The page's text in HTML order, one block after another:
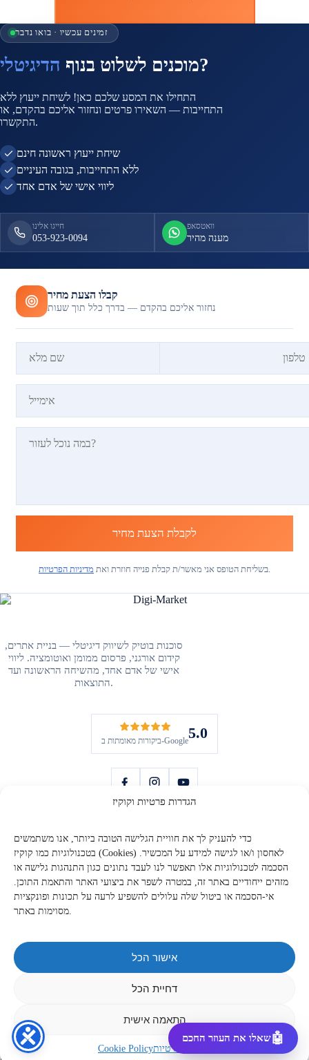
הגדרות פרטיות וקוקיז
כדי להעניק לך את חוויית הגלישה הטובה ביותר, אנו משתמשים
בטכנולוגיות כמו קוקיז (Cookies) לאחסון ו/או לגישה למידע על המכשיר.
הסכמה לטכנולוגיות אלו תאפשר לנו לעבד נתונים כגון התנהגות גלישה או
מזהים ייחודיים באתר זה, במטרה לשפר את ביצועי האתר והתאמת התוכן.
אי-הסכמה או ביטול שלה עלולים להשפיע לרעה על תכונות ופונקציות
מסוימות באתר.
אישור הכל
דחיית הכל
התאמה אישית
Cookie Policyמדיניות פרטיות
זמינים עכשיו · בואו נדבר
מוכנים לשלוט בנוף הדיגיטלי ?
התחילו את המסע שלכם כאן! לשיחת ייעוץ ללא
התחייבות — השאירו פרטים ונחזור אליכם בהקדם, או
התקשרו.
שיחת ייעוץ ראשונה חינם
ללא התחייבות, בגובה העיניים
ליווי אישי של אדם אחד
חייגו אלינו
053-923-0094
וואטסאפ
מענה מהיר
קבלו הצעת מחיר
נחזור אליכם בהקדם — בדרך כלל תוך שעות
לקבלת הצעת מחיר
בשליחת הטופס אני מאשר/ת קבלת פנייה חוזרת ואת מדיניות הפרטיות
סוכנות בוטיק לשיווק דיגיטלי — בניית אתרים,
קידום אורגני, פרסום ממומן ואוטומציה. ליווי
אישי של אדם אחד, מהשיחה הראשונה ועד
התוצאות.
ביקורות מאומתות ב-Google5.0
שירותים
בניית אתרים
קידום אורגני בגוגל SEO
פרסום ממומן בגוגל
קידום ברשתות חברתיות
אוטומציות ואפליקציות
בניית אתרים
אתר תדמית
דף נחיתה
כרטיס ביקור דיגיטלי
החברה
יצירת קשר
המאמרים שלנו
יצירת קשר
053-923-0094
2026 Digi-Market — כל הזכויות שמורות
תקנון האתר